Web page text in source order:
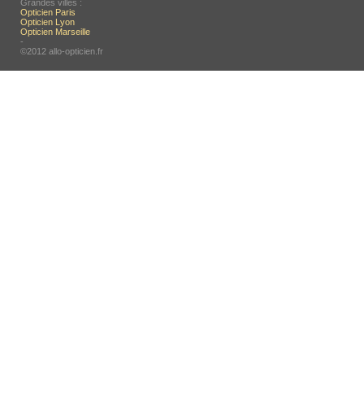
Grandes villes :
Opticien Paris
Opticien Lyon
Opticien Marseille
-
©2012 allo-opticien.fr